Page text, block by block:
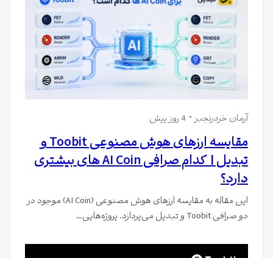
آرمان خردرنجبر 4 روز پیش
مقایسه ارزهای هوش مصنوعی Toobit و
تبدیل | کدام صرافی AI Coin های بیشتری
دارد؟
این مقاله به مقایسه ارزهای هوش مصنوعی (AI Coin) موجود در
دو صرافی Toobit و تبدیل می‌پردازد. پروژه‌هایی…